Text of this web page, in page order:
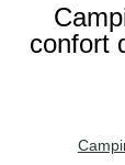
confort